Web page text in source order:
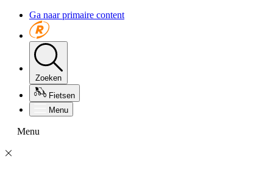
Ga naar primaire content
Zoeken
Fietsen
Menu
Menu